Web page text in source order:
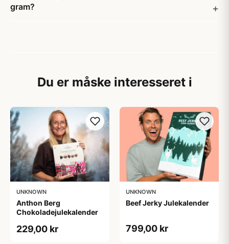
gram?
Du er måske interesseret i
UNKNOWN
Anthon Berg
Chokoladejulekalender
229,00 kr
UNKNOWN
Beef Jerky Julekalender
799,00 kr